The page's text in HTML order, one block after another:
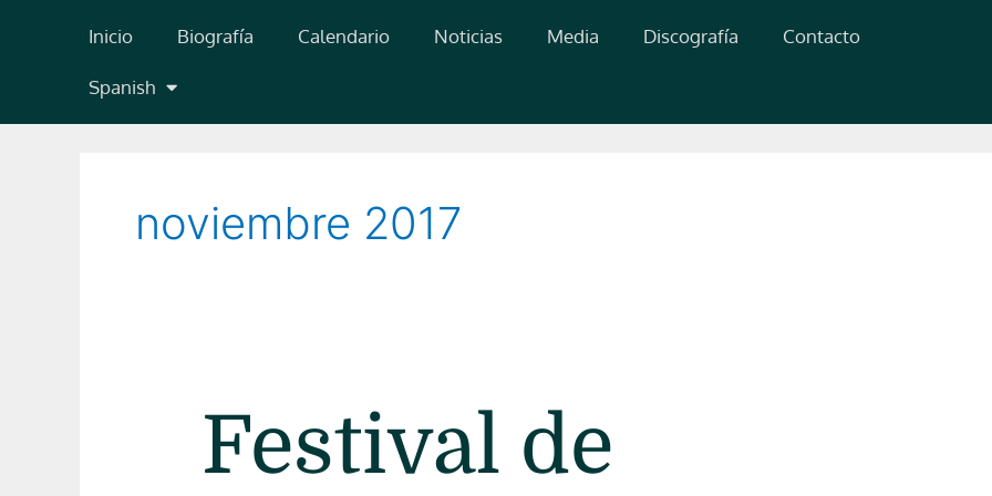
Inicio Biografía Calendario Noticias Media Discografía Contacto
Spanish
noviembre 2017
Festival de
de
Música